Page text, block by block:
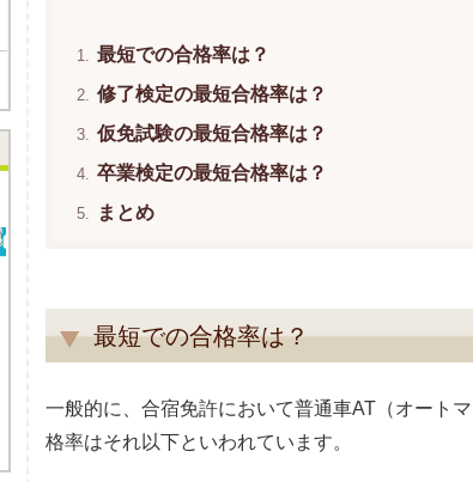
最短での合格率は？
修了検定の最短合格率は？
仮免試験の最短合格率は？
卒業検定の最短合格率は？
まとめ
最短での合格率は？
一般的に、合宿免許において普通車AT（オート
格率はそれ以下といわれています。